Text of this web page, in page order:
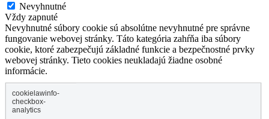
Nevyhnutné
Vždy zapnuté
Nevyhnutné súbory cookie sú absolútne nevyhnutné pre správne
fungovanie webovej stránky. Táto kategória zahŕňa iba súbory
cookie, ktoré zabezpečujú základné funkcie a bezpečnostné prvky
webovej stránky. Tieto cookies neukladajú žiadne osobné
informácie.
cookielawinfo-
checkbox-
analytics